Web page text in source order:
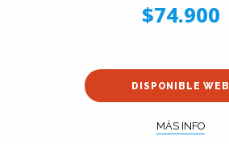
$74.900
DISPONIBLE WEB
MÁS INFO